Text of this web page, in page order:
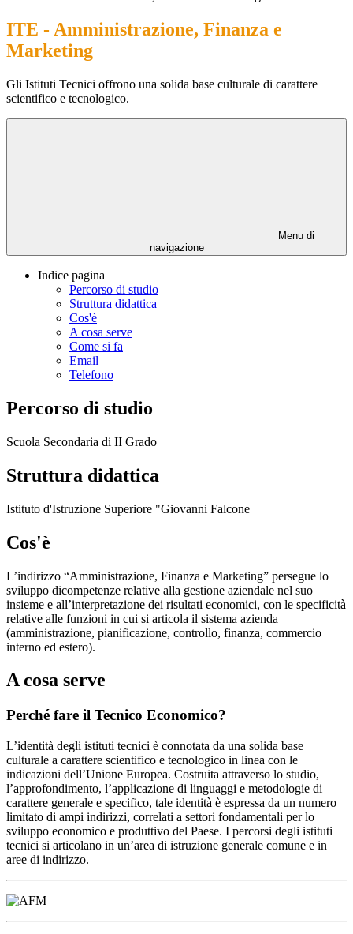
ITE - Amministrazione, Finanza e
Marketing
Gli Istituti Tecnici offrono una solida base culturale di carattere
scientifico e tecnologico.
Menu di
navigazione
Indice pagina
Percorso di studio
Struttura didattica
Cos'è
A cosa serve
Come si fa
Email
Telefono
Percorso di studio
Scuola Secondaria di II Grado
Struttura didattica
Istituto d'Istruzione Superiore "Giovanni Falcone
Cos'è
L’indirizzo “Amministrazione, Finanza e Marketing” persegue lo
sviluppo dicompetenze relative alla gestione aziendale nel suo
insieme e all’interpretazione dei risultati economici, con le specificità
relative alle funzioni in cui si articola il sistema azienda
(amministrazione, pianificazione, controllo, finanza, commercio
interno ed estero).
A cosa serve
Perché fare il Tecnico Economico?
L’identità degli istituti tecnici è connotata da una solida base
culturale a carattere scientifico e tecnologico in linea con le
indicazioni dell’Unione Europea. Costruita attraverso lo studio,
l’approfondimento, l’applicazione di linguaggi e metodologie di
carattere generale e specifico, tale identità è espressa da un numero
limitato di ampi indirizzi, correlati a settori fondamentali per lo
sviluppo economico e produttivo del Paese. I percorsi degli istituti
tecnici si articolano in un’area di istruzione generale comune e in
aree di indirizzo.